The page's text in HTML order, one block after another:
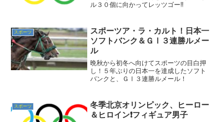
ル３０個に向かってレッツゴー‼️
スポーツ
スポーツア・ラ・カルト！日本一
ソフトバンク＆ＧⅠ３連勝ルメー
ル
晩秋から初冬へ向けてスポーツの目白押
し！５年ぶりの日本一を達成したソフト
バンクと、ＧⅠ３連勝ルメール！
スポーツ
冬季北京オリンピック、ヒーロー
＆ヒロイン❗フィギュア男子